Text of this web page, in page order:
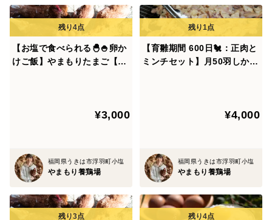
圧力鍋で少し長めに炊いてください。
我が家では、圧力が掛かってから40分～50分程 茹でて
います。
次の日にカレーを作っても最高に美味しいですよ。
●ミンチ●
使い勝手No.1 噛みごたえのあるミンチで新感覚♪
【お塩で食べられる🐣🍚卵か
けご飯】やまもりたまご【30
¥3,000
福岡県うきは市浮羽町小塩
やまもり養鶏場
【育雛期間 600日🐔：正肉と
ミンチセット】月50羽しか出
¥4,000
福岡県うきは市浮羽町小塩
やまもり養鶏場